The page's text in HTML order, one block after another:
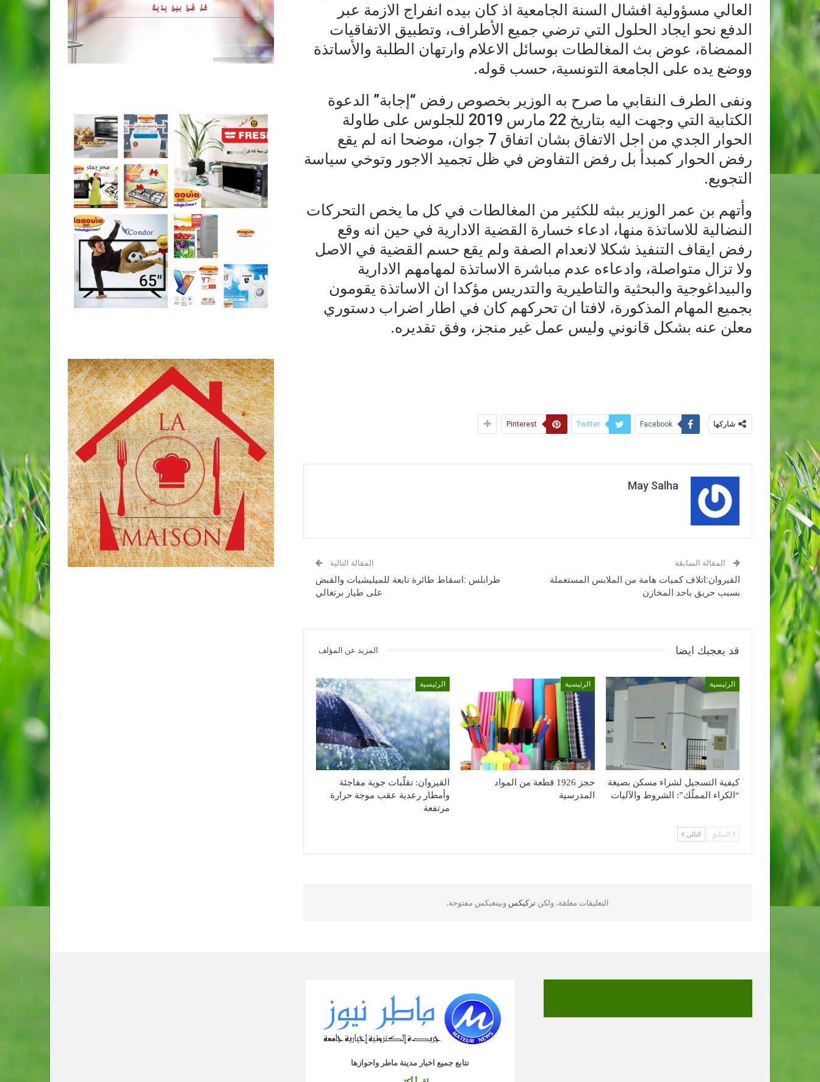
العالي مسؤولية افشال السنة الجامعية اذ كان بيده انفراج الازمة عبر
الدفع نحو ايجاد الحلول التي ترضي جميع الأطراف، وتطبيق الاتفاقيات
الممضاة، عوض بث المغالطات بوسائل الاعلام وارتهان الطلبة والأساتذة
ووضع يده على الجامعة التونسية، حسب قوله.
ونفى الطرف النقابي ما صرح به الوزير بخصوص رفض “إجابة” الدعوة
الكتابية التي وجهت اليه بتاريخ 22 مارس 2019 للجلوس على طاولة
الحوار الجدي من اجل الاتفاق بشان اتفاق 7 جوان، موضحا انه لم يقع
رفض الحوار كمبدأ بل رفض التفاوض في ظل تجميد الاجور وتوخي سياسة
التجويع.
وأتهم بن عمر الوزير ببثه للكثير من المغالطات في كل ما يخص التحركات
النضالية للاساتذة منها، ادعاء خسارة القضية الادارية في حين انه وقع
رفض ايقاف التنفيذ شكلا لانعدام الصفة ولم يقع حسم القضية في الاصل
ولا تزال متواصلة، وادعاءه عدم مباشرة الاساتذة لمهامهم الادارية
والبيداغوجية والبحثية والتاطيرية والتدريس مؤكدا ان الاساتذة يقومون
بجميع المهام المذكورة، لافتا ان تحركهم كان في اطار اضراب دستوري
معلن عنه بشكل قانوني وليس عمل غير منجز، وفق تقديره.
شاركها Facebook
Twitter
Pinterest
May Salha
المقالة السابقة
القيروان:اتلاف كميات هامة من الملابس المستعملة
بسبب حريق باحد المخازن
المقالة التالية
طرابلس :اسقاط طائرة تابعة للميليشيات والقبض
على طيار برتغالي
قد يعجبك ايضا المزيد عن المؤلف
الرئيسية
كيفية التسجيل لشراء مسكن بصيغة
“الكراء المملّك”: الشروط والآليات
الرئيسية
حجز 1926 قطعة من المواد
المدرسية
الرئيسية
القيروان: تقلّبات جوية مفاجئة
وأمطار رعدية عقب موجة حرارة
مرتفعة
السابق التالي
التعليقات مغلقة، ولكن تركبكس وبينغبكس مفتوحة.
نتابع جميع اخبار مدينة ماطر واحوازها